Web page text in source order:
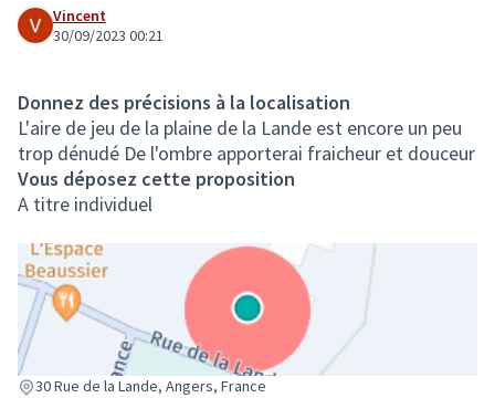
Vincent
30/09/2023 00:21
Donnez des précisions à la localisation
L'aire de jeu de la plaine de la Lande est encore un peu
trop dénudé De l'ombre apporterai fraicheur et douceur
Vous déposez cette proposition
A titre individuel
30 Rue de la Lande, Angers, France
(Lien externe)